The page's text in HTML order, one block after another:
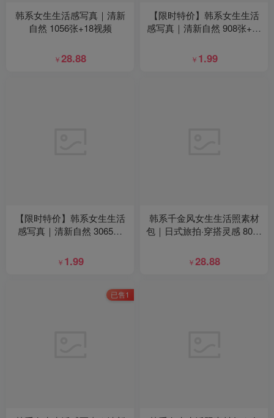
韩系女生生活感写真｜清新
自然 1056张+18视频
￥28.88
【限时特价】韩系女生生活
感写真｜清新自然 908张+67
￥ 1.99
【限时特价】韩系女生生活
感写真｜清新自然 3065张
￥ 1.99
韩系千金风女生生活照素材
包｜日式旅拍·穿搭灵感 80张
￥28.88
已售1